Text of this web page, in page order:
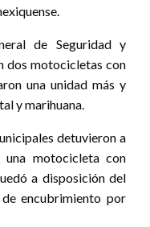
de Seguridad y
dos motocicletas con
una unidad más y
y marihuana.
detuvieron a
una motocicleta con
a disposición del
encubrimiento por